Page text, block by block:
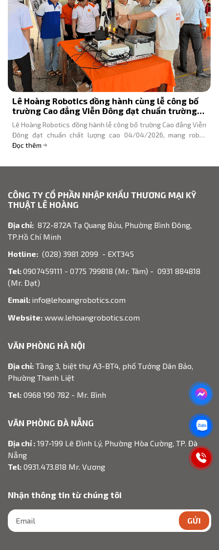
Lê Hoàng Robotics đồng hành cùng lễ công bố
trường Cao đẳng Viễn Đông đạt chuẩn trường
chất lượng cao
Lê Hoàng Robotics đồng hành lễ công bố trường Cao đẳng Viễn
Đông đạt chuẩn chất lượng cao 04/04/2026, mang robot
Unitree, Dobot, KEENON trình diễn.
Đọc thêm
CÔNG TY CỔ PHẦN NHẬP KHẨU THƯƠNG MẠI KỸ
THUẬT LÊ HOÀNG
Địa chỉ: 872-872A Tạ Quang Bửu, Phường Bình Đông,
TP.Hồ Chí Minh
Hotline: (028) 3981 2099 - EXT345
Tel:0907459111 - 0775 799818 (Mr. Tâm) - 0931 884818
(Mr. Đạt)
Email: info@lehoangrobotics.com
Website: www.lehoangrobotics.com
VĂN PHÒNG HÀ NỘI
Địa chỉ: Tầng 3, biệt thự A3-BT4, phố Tưởng Dân Bảo,
Phường Thanh Liệt
Tel: 0968 190 782 - Mr. Bình
VĂN PHÒNG ĐÀ NẴNG
Địa chỉ : 197-199 Lê Đình Lý, Phường Hòa Cường, TP. Đà
Nẵng
Tel: 0931.473.818 Mr. Vương
Nhận thông tin từ chúng tôi
GỬI